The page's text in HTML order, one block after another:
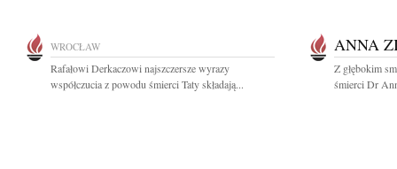
WROCŁAW
Rafałowi Derkaczowi najszczersze wyrazy
współczucia z powodu śmierci Taty składają...
ANNA
Z głębokim
śmierci Dr